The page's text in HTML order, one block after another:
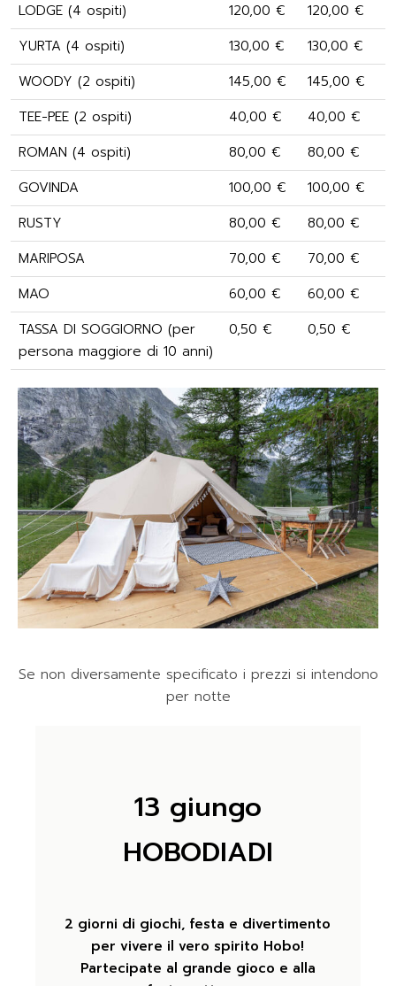
LODGE (4 ospiti)
120,00 €
120,00 €
YURTA (4 ospiti)
130,00 €
130,00 €
WOODY (2 ospiti)
145,00 €
145,00 €
TEE-PEE (2 ospiti)
40,00 €
40,00 €
ROMAN (4 ospiti)
80,00 €
80,00 €
GOVINDA
100,00 €
100,00 €
RUSTY
80,00 €
80,00 €
MARIPOSA
70,00 €
70,00 €
MAO
60,00 €
60,00 €
TASSA DI SOGGIORNO (per
persona maggiore di 10 anni)
0,50 € 0,50 €
Se non diversamente specificato i prezzi si intendono
per notte
13 giungo
HOBODIADI
2 giorni di giochi, festa e divertimento
per vivere il vero spirito Hobo!
Partecipate al grande gioco e alla